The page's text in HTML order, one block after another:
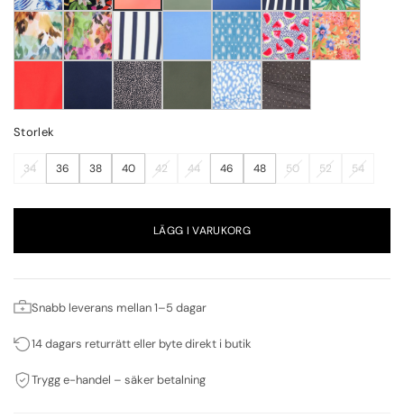
Storlek
34 36 38 40 42 44 46 48 50 52 54
LÄGG I VARUKORG
Snabb leverans mellan 1–5 dagar
14 dagars returrätt eller byte direkt i butik
Trygg e-handel – säker betalning